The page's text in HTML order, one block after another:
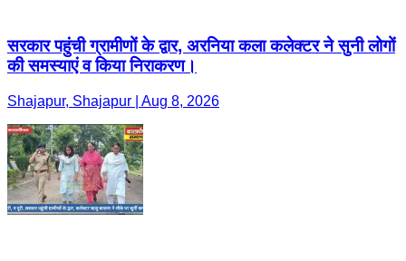
सरकार पहुंची ग्रामीणों के द्वार, अरनिया कला कलेक्टर ने सुनी लोगों
की समस्याएं व किया निराकरण।
Shajapur, Shajapur | Aug 8, 2026